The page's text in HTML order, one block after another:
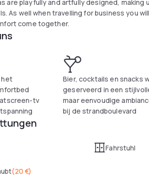
are playfully and artfully designed,
As well when travelling for business you
come together.
het
tv
Bier, cocktails en snacks
geserveerd in een
maar eenvoudige
bij de strandboulevard
Fahrstuhl
(20 €)